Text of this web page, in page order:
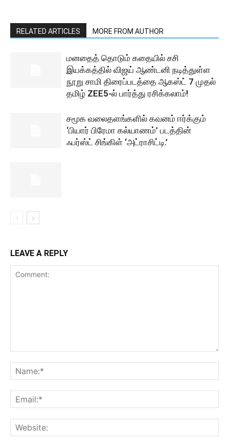
RELATED ARTICLES MORE FROM AUTHOR
மனதைத் தொடும் கதையில் சசி
இயக்கத்தில் விஜய் ஆண்டனி நடித்துள்ள
நூறு சாமி திரைப்படத்தை ஆகஸ்ட் 7 முதல்
தமிழ் ZEE5-ல் பார்த்து ரசிக்கலாம்!
சமூக வலைதளங்களில் கவனம் ஈர்க்கும்
‘பியார் பிரேமா கல்யாணம்’ படத்தின்
ஃபர்ஸ்ட் சிங்கிள் ‘அட்ராசிட்டி.’
LEAVE A REPLY